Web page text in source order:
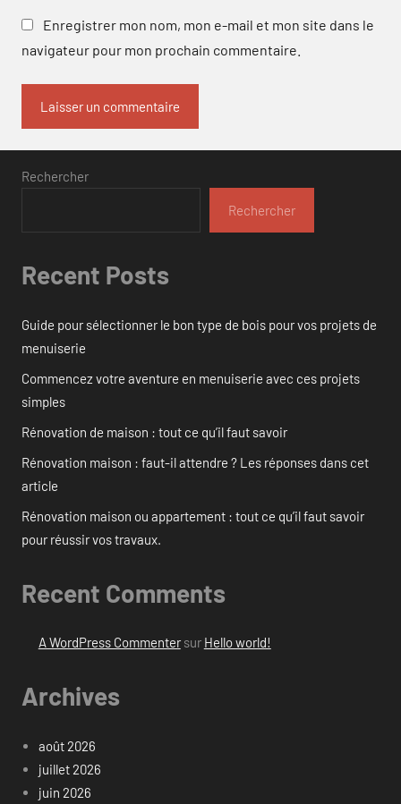
Enregistrer mon nom, mon e-mail et mon site dans le
navigateur pour mon prochain commentaire.
Rechercher
Rechercher
Recent Posts
Guide pour sélectionner le bon type de bois pour vos projets de
menuiserie
Commencez votre aventure en menuiserie avec ces projets
simples
Rénovation de maison : tout ce qu’il faut savoir
Rénovation maison : faut-il attendre ? Les réponses dans cet
article
Rénovation maison ou appartement : tout ce qu’il faut savoir
pour réussir vos travaux.
Recent Comments
A WordPress Commentersur Hello world!
Archives
août 2026
juillet 2026
juin 2026